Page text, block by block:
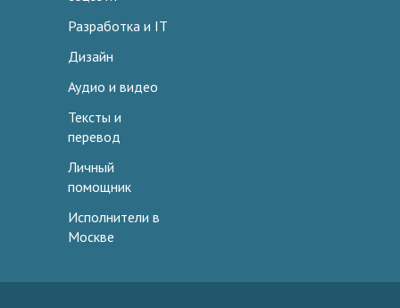
Разработка и IT
Дизайн
Аудио и видео
Тексты и
перевод
Личный
помощник
Исполнители в
Москве